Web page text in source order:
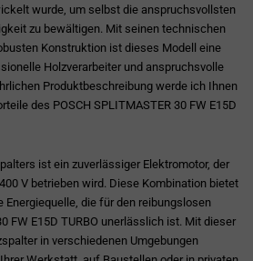
wurde, um selbst die anspruchsvollsten
zu bewältigen. Mit seinen technischen
Konstruktion ist dieses Modell eine
Holzverarbeiter und anspruchsvolle
Produktbeschreibung werde ich Ihnen
des POSCH SPLITMASTER 30 FW E15D
ist ein zuverlässiger Elektromotor, der
V betrieben wird. Diese Kombination bietet
die für den reibungslosen
FW E15D TURBO unerlässlich ist. Mit dieser
in verschiedenen Umgebungen